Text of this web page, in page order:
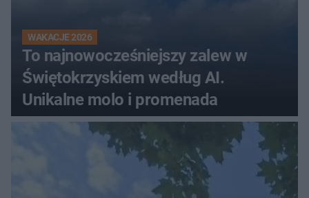
WAKACJE 2026
To najnowocześniejszy zalew w
Świętokrzyskiem według AI.
Unikalne molo i promenada